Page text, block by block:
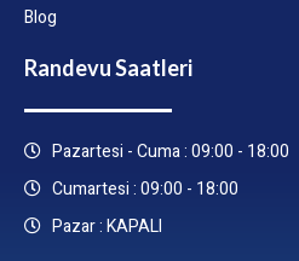
Blog
Randevu Saatleri
Pazartesi - Cuma : 09:00 - 18:00
Cumartesi : 09:00 - 18:00
Pazar : KAPALI